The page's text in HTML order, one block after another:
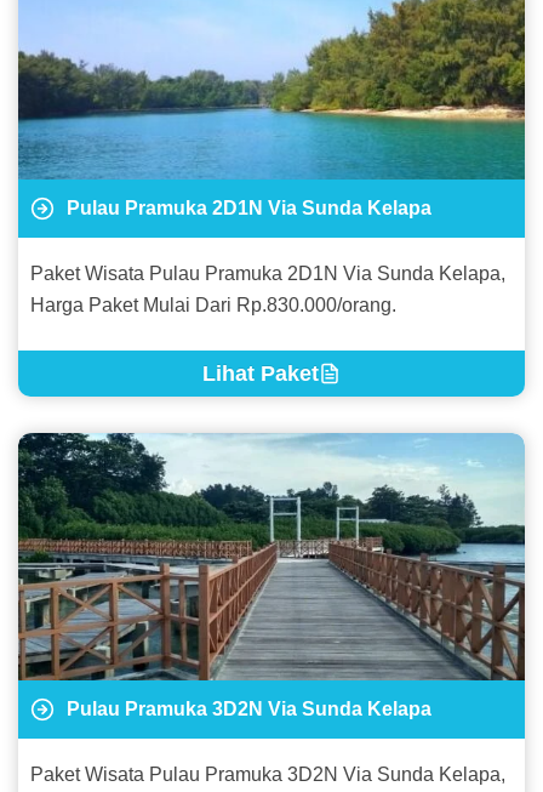
Pulau Pramuka 2D1N Via Sunda Kelapa
Paket Wisata Pulau Pramuka 2D1N Via Sunda Kelapa,
Harga Paket Mulai Dari Rp.830.000/orang.
Lihat Paket
Pulau Pramuka 3D2N Via Sunda Kelapa
Paket Wisata Pulau Pramuka 3D2N Via Sunda Kelapa,